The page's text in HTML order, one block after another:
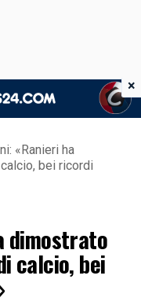
«Ranieri ha
bei ricordi
dimostrato
calcio, bei
×